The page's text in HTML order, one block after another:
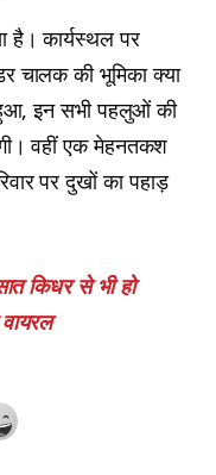
है। कार्यस्थल पर
चालक की भूमिका क्या
इन सभी पहलुओं की
वहीं एक मेहनतकश
पर दुखों का पहाड़
किधर से भी हो